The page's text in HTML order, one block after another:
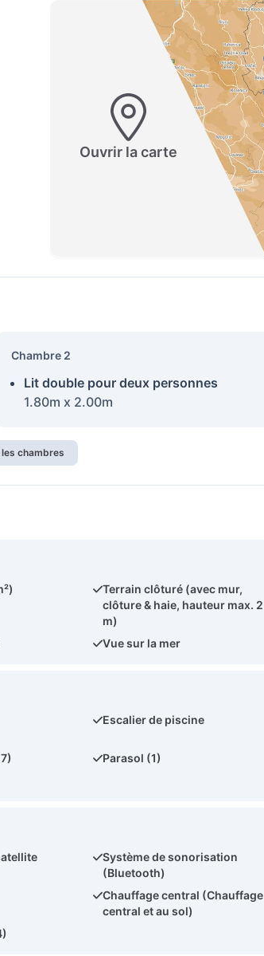
Ouvrir la carte
Chambre 2
Lit double pour deux personnes
1.80m x 2.00m
chambres
Terrain clôturé (avec mur,
clôture & haie, hauteur max. 2
m)
Vue sur la mer
Escalier de piscine
Parasol (1)
Système de sonorisation
(Bluetooth)
Chauffage central (Chauffage
central et au sol)